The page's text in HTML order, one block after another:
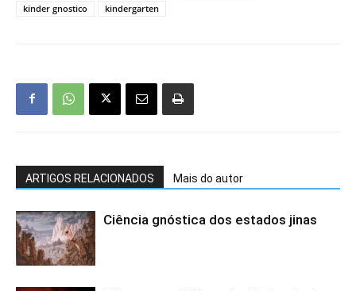
kinder gnostico
kindergarten
ARTIGOS RELACIONADOS Mais do autor
Ciência gnóstica dos estados jinas